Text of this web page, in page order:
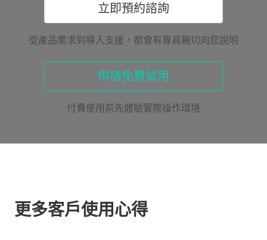
立即預約諮詢
從產品需求到導入支援，都會有專員親切向您說明
申請免費試用
付費使用前先體驗實際操作環境
更多客戶使用心得